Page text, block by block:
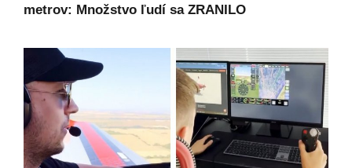
metrov: Množstvo ľudí sa ZRANILO